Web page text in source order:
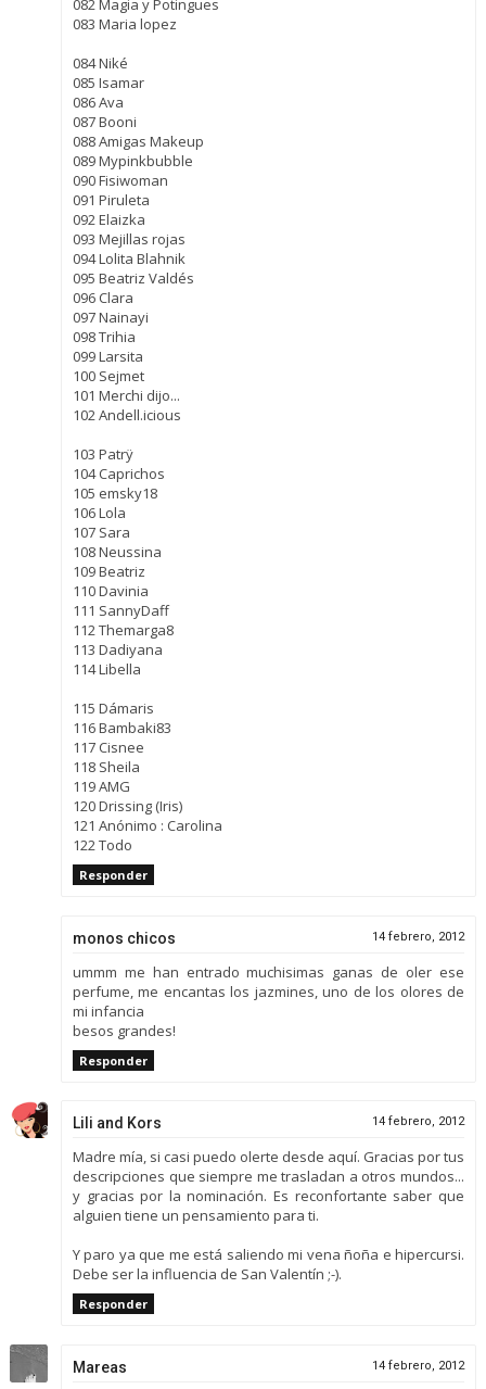
082 Magia y Potingues
083 Maria lopez
084 Niké
085 Isamar
086 Ava
087 Booni
088 Amigas Makeup
089 Mypinkbubble
090 Fisiwoman
091 Piruleta
092 Elaizka
093 Mejillas rojas
094 Lolita Blahnik
095 Beatriz Valdés
096 Clara
097 Nainayi
098 Trihia
099 Larsita
100 Sejmet
101 Merchi dijo...
102 Andell.icious
103 Patrÿ
104 Caprichos
105 emsky18
106 Lola
107 Sara
108 Neussina
109 Beatriz
110 Davinia
111 SannyDaff
112 Themarga8
113 Dadiyana
114 Libella
115 Dámaris
116 Bambaki83
117 Cisnee
118 Sheila
119 AMG
120 Drissing (Iris)
121 Anónimo : Carolina
122 Todo
Responder
monos chicos 14 febrero, 2012
ummm me han entrado muchisimas ganas de oler ese
perfume, me encantas los jazmines, uno de los olores de
mi infancia
besos grandes!
Responder
Lili and Kors 14 febrero, 2012
Madre mía, si casi puedo olerte desde aquí. Gracias por tus
descripciones que siempre me trasladan a otros mundos...
y gracias por la nominación. Es reconfortante saber que
alguien tiene un pensamiento para ti.
Y paro ya que me está saliendo mi vena ñoña e hipercursi.
Debe ser la influencia de San Valentín ;-).
Responder
Mareas 14 febrero, 2012